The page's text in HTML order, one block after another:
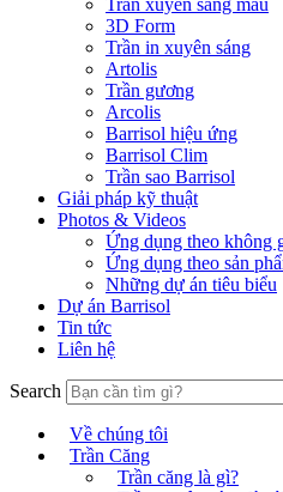
3D Form
Trần in xuyên sáng
Artolis
Trần gương
Arcolis
Barrisol hiệu ứng
Barrisol Clim
Trần sao Barrisol
Giải pháp kỹ thuật
Photos & Videos
Ứng dụng theo không
Ứng dụng theo sản
Những dự án tiêu biểu
Dự án Barrisol
Tin tức
Liên hệ
Search
Về chúng tôi
Trần Căng
Trần căng là gì?